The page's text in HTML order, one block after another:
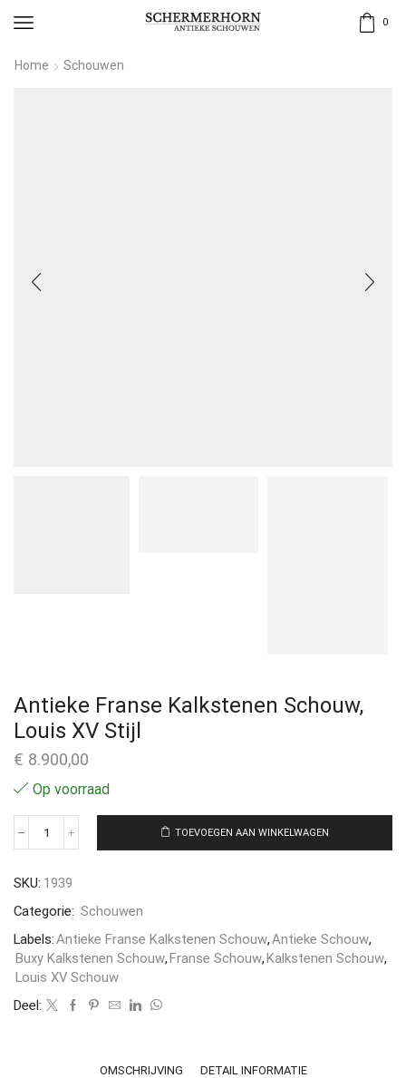
0
Home Schouwen
Antieke Franse Kalkstenen Schouw,
Louis XV Stijl
€ 8.900,00
Op voorraad
TOEVOEGEN AAN WINKELWAGEN
SKU: 1939
Categorie: Schouwen
Labels:Antieke Franse Kalkstenen Schouw,Antieke Schouw,
Buxy Kalkstenen Schouw,Franse Schouw,Kalkstenen Schouw,
Louis XV Schouw
Deel:
OMSCHRIJVING DETAIL INFORMATIE